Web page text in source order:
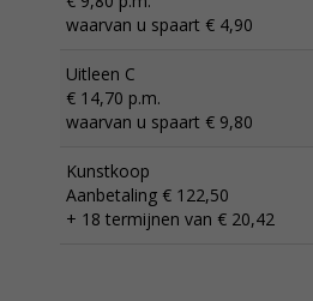
waarvan u spaart € 4,90
Uitleen C
€ 14,70 p.m.
waarvan u spaart € 9,80
Kunstkoop
Aanbetaling € 122,50
+ 18 termijnen van € 20,42